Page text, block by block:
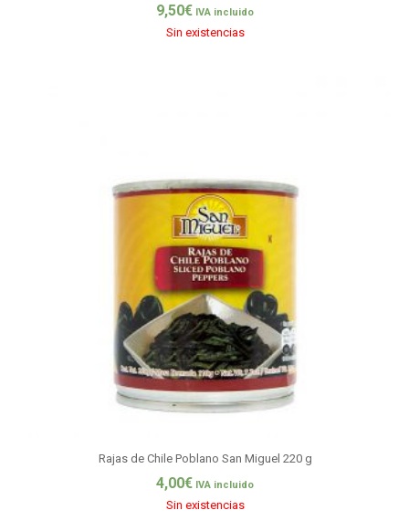
9,50€ IVA incluido
Sin existencias
Rajas de Chile Poblano San Miguel 220 g
4,00€ IVA incluido
Sin existencias